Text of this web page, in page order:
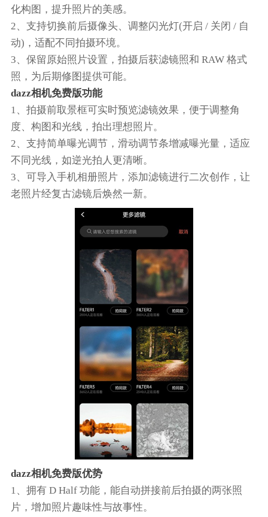
化构图，提升照片的美感。
2、支持切换前后摄像头、调整闪光灯(开启 / 关闭 / 自
动)，适配不同拍摄环境。
3、保留原始照片设置，拍摄后获滤镜照和 RAW 格式
照，为后期修图提供可能。
dazz相机免费版功能
1、拍摄前取景框可实时预览滤镜效果，便于调整角
度、构图和光线，拍出理想照片。
2、支持简单曝光调节，滑动调节条增减曝光量，适应
不同光线，如逆光拍人更清晰。
3、可导入手机相册照片，添加滤镜进行二次创作，让
老照片经复古滤镜后焕然一新。
dazz相机免费版优势
1、拥有 D Half 功能，能自动拼接前后拍摄的两张照
片，增加照片趣味性与故事性。